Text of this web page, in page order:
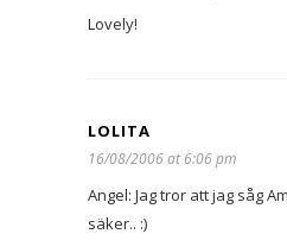
Lovely!
LOLITA
16/08/2006 at 6:06 pm
Angel: Jag tror att jag såg
säker.. :)